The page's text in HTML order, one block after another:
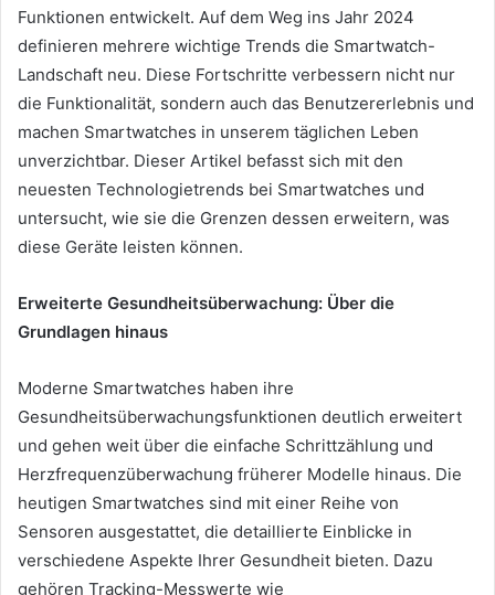
Funktionen entwickelt. Auf dem Weg ins Jahr 2024
definieren mehrere wichtige Trends die Smartwatch-
Landschaft neu. Diese Fortschritte verbessern nicht nur
die Funktionalität, sondern auch das Benutzererlebnis und
machen Smartwatches in unserem täglichen Leben
unverzichtbar. Dieser Artikel befasst sich mit den
neuesten Technologietrends bei Smartwatches und
untersucht, wie sie die Grenzen dessen erweitern, was
diese Geräte leisten können.
Erweiterte Gesundheitsüberwachung: Über die
Grundlagen hinaus
Moderne Smartwatches haben ihre
Gesundheitsüberwachungsfunktionen deutlich erweitert
und gehen weit über die einfache Schrittzählung und
Herzfrequenzüberwachung früherer Modelle hinaus. Die
heutigen Smartwatches sind mit einer Reihe von
Sensoren ausgestattet, die detaillierte Einblicke in
verschiedene Aspekte Ihrer Gesundheit bieten. Dazu
gehören Tracking-Messwerte wie